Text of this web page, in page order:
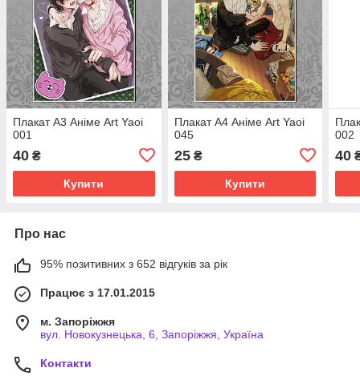
Плакат А3 Аніме Art Yaoi
001
40 ₴
Купити
Плакат А4 Аніме Art Yaoi
045
25₴
Купити
002
40
Про нас
95% позитивних з 652 відгуків за рік
Працює з 17.01.2015
м. Запоріжжя
вул. Новокузнецька, 6, Запоріжжя, Україна
Контакти